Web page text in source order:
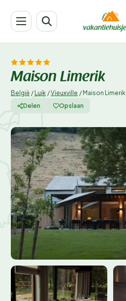
Maison Limerik
België / Luik /Vieuxville / Maison Limerik
Delen Opslaan